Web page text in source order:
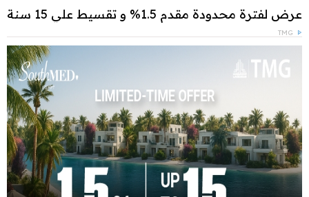
عرض لفترة محدودة مقدم 1.5% و تقسيط علي 15 سنة
TMG